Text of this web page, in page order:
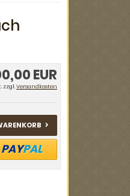
EUR
zzgl.Versandkosten
PAYPAL